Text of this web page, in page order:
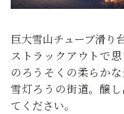
巨大雪山チューブ滑り
ストラックアウトで
のろうそくの柔らか
雪灯ろうの街道。醸
てください。